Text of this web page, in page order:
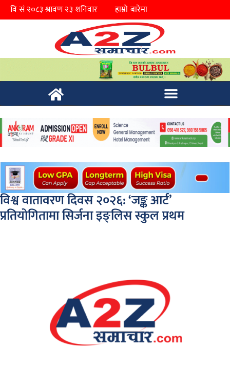
हाम्रो बारेमा
विश्व वातावरण दिवस २०२६: ‘जङ्क आर्ट’
प्रतियोगितामा सिर्जना इङ्लिस स्कुल प्रथम